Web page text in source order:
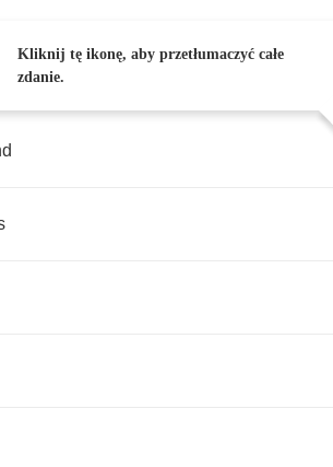
Kliknij tę ikonę, aby przetłumaczyć całe
zdanie.